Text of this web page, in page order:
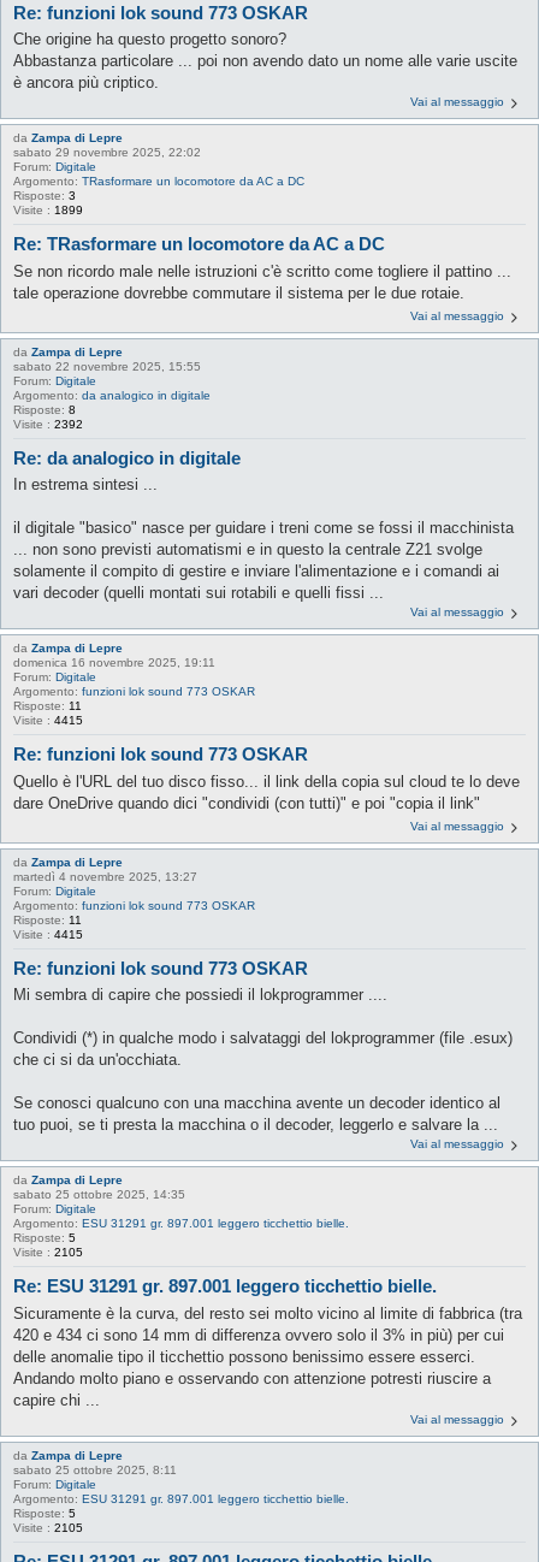
Re: funzioni lok sound 773 OSKAR
Che origine ha questo progetto sonoro?
Abbastanza particolare ... poi non avendo dato un nome alle varie uscite
è ancora più criptico.
Vai al messaggio
da Zampa di Lepre
sabato 29 novembre 2025, 22:02
Forum: Digitale
Argomento: TRasformare un locomotore da AC a DC
Risposte: 3
Visite : 1899
Re: TRasformare un locomotore da AC a DC
Se non ricordo male nelle istruzioni c'è scritto come togliere il pattino ...
tale operazione dovrebbe commutare il sistema per le due rotaie.
Vai al messaggio
da Zampa di Lepre
sabato 22 novembre 2025, 15:55
Forum: Digitale
Argomento: da analogico in digitale
Risposte: 8
Visite : 2392
Re: da analogico in digitale
In estrema sintesi ...
il digitale "basico" nasce per guidare i treni come se fossi il macchinista
... non sono previsti automatismi e in questo la centrale Z21 svolge
solamente il compito di gestire e inviare l'alimentazione e i comandi ai
vari decoder (quelli montati sui rotabili e quelli fissi ...
Vai al messaggio
da Zampa di Lepre
domenica 16 novembre 2025, 19:11
Forum: Digitale
Argomento: funzioni lok sound 773 OSKAR
Risposte: 11
Visite : 4415
Re: funzioni lok sound 773 OSKAR
Quello è l'URL del tuo disco fisso... il link della copia sul cloud te lo deve
dare OneDrive quando dici "condividi (con tutti)" e poi "copia il link"
Vai al messaggio
da Zampa di Lepre
martedì 4 novembre 2025, 13:27
Forum: Digitale
Argomento: funzioni lok sound 773 OSKAR
Risposte: 11
Visite : 4415
Re: funzioni lok sound 773 OSKAR
Mi sembra di capire che possiedi il lokprogrammer ....
Condividi (*) in qualche modo i salvataggi del lokprogrammer (file .esux)
che ci si da un'occhiata.
Se conosci qualcuno con una macchina avente un decoder identico al
tuo puoi, se ti presta la macchina o il decoder, leggerlo e salvare la ...
Vai al messaggio
da Zampa di Lepre
sabato 25 ottobre 2025, 14:35
Forum: Digitale
Argomento: ESU 31291 gr. 897.001 leggero ticchettio bielle.
Risposte: 5
Visite : 2105
Re: ESU 31291 gr. 897.001 leggero ticchettio bielle.
Sicuramente è la curva, del resto sei molto vicino al limite di fabbrica (tra
420 e 434 ci sono 14 mm di differenza ovvero solo il 3% in più) per cui
delle anomalie tipo il ticchettio possono benissimo essere esserci.
Andando molto piano e osservando con attenzione potresti riuscire a
capire chi ...
Vai al messaggio
da Zampa di Lepre
sabato 25 ottobre 2025, 8:11
Forum: Digitale
Argomento: ESU 31291 gr. 897.001 leggero ticchettio bielle.
Risposte: 5
Visite : 2105